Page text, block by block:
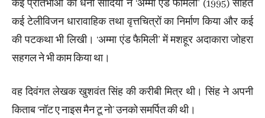
कई प्रतिभाओं की धनी सादिया ने ‘अम्मा एंड फैमिली’ (1995) सहित
कई टेलीविजन धारावाहिक तथा वृत्तचित्रों का निर्माण किया और कई
की पटकथा भी लिखी। ‘अम्मा एंड फैमिली’ में मशहूर अदाकारा जोहरा
सहगल ने भी काम किया था।
वह दिवंगत लेखक खुशवंत सिंह की करीबी मित्र थी। सिंह ने अपनी
किताब ‘नॉट ए नाइस मैन टू नो’ उनको समर्पित की थी।